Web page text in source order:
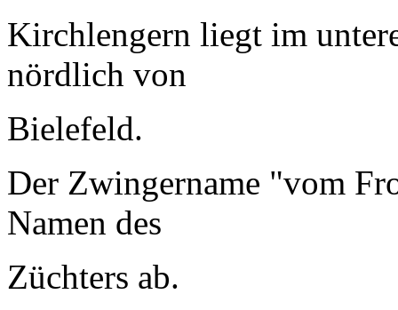
Kirchlengern liegt im
nördlich von
Bielefeld.
Der Zwingername "vom
Namen des
Züchters ab.